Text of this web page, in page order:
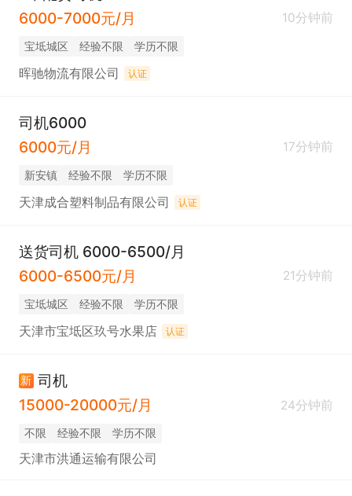
6000-7000元/月
10分钟前
宝坻城区 经验不限 学历不限
晖驰物流有限公司 认证
司机6000
6000元/月
17分钟前
新安镇 经验不限 学历不限
天津成合塑料制品有限公司 认证
送货司机 6000-6500/月
6000-6500元/月
21分钟前
宝坻城区 经验不限 学历不限
天津市宝坻区玖号水果店 认证
新 司机
15000-20000元/月
24分钟前
不限 经验不限 学历不限
天津市洪通运输有限公司